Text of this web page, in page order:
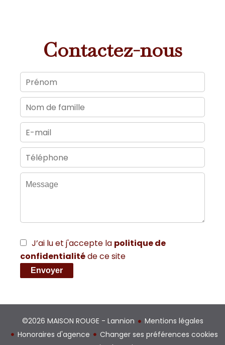
Contactez-nous
J’ai lu et j'accepte la politique de
confidentialitéde ce site
Envoyer
©2026 MAISON ROUGE - Lannion
Mentions légales
Honoraires d'agence
Changer ses préférences cookies